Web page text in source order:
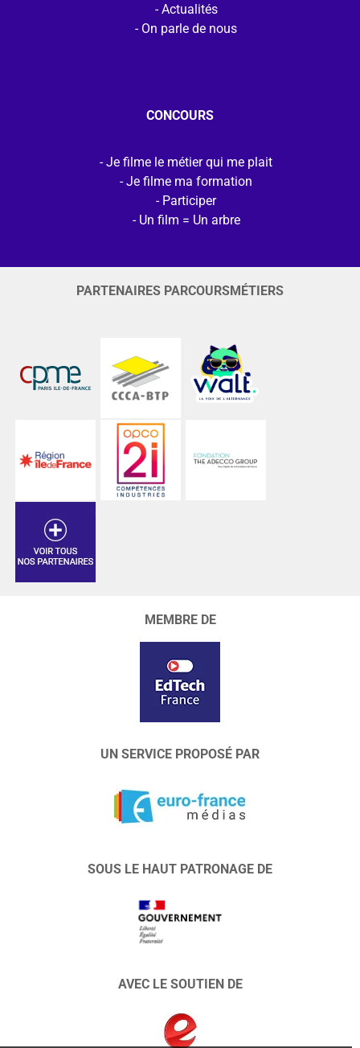
Actualités
On parle de nous
CONCOURS
Je filme le métier qui me plait
Je filme ma formation
Participer
Un film = Un arbre
PARTENAIRES PARCOURSMÉTIERS
MEMBRE DE
UN SERVICE PROPOSÉ PAR
SOUS LE HAUT PATRONAGE DE
AVEC LE SOUTIEN DE